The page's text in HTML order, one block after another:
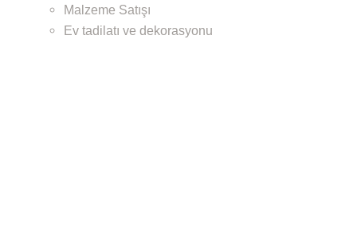
Malzeme Satışı
Ev tadilatı ve dekorasyonu